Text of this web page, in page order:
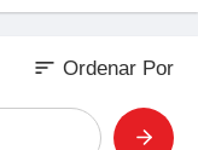
marina, dando co
sort Ordenar Por